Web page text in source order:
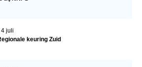
NRPS
2025-2026
juli
keuring Zuid